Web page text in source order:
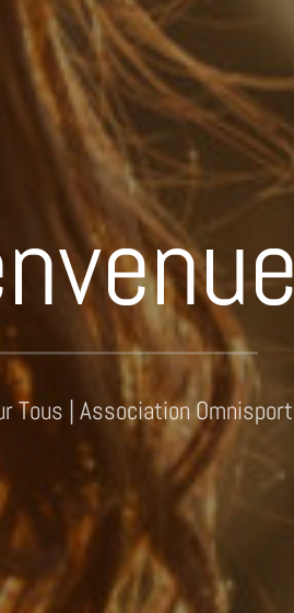
Tous | Association Omnisport